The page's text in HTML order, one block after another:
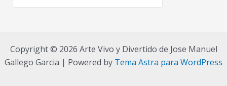
a
g
Copyright © 2026 Arte Vivo y Divertido de Jose Manuel
Gallego Garcia | Powered by Tema Astra para WordPress